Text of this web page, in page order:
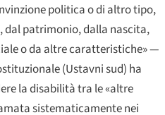
politica o di altro tipo,
dal patrimonio, dalla nascita,
o da altre caratteristiche» —
(Ustavni sud) ha
la disabilità tra le «altre
sistematicamente nei